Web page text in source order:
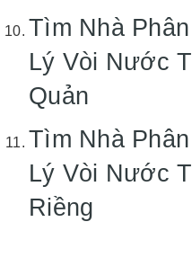
Tìm Nhà
Lý Vòi Nước
Quản
Tìm Nhà
Lý Vòi Nước
Riềng